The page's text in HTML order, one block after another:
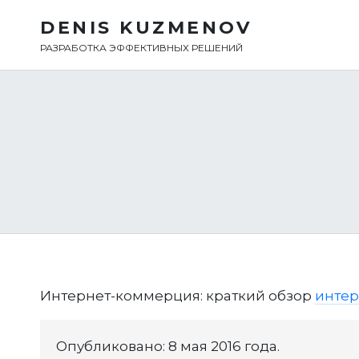
DENIS KUZMENOV
РАЗРАБОТКА ЭФФЕКТИВНЫХ РЕШЕНИЙ
Интернет-коммерция: краткий обзор
Опубликовано: 8 мая 2016 года.